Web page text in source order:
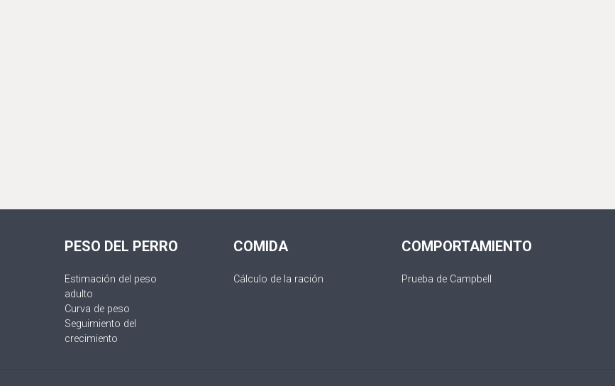
PESO DEL PERRO
Estimación del peso
adulto
Curva de peso
Seguimiento del
crecimiento
COMIDA
Cálculo de la ración
COMPORTAMIENTO
Prueba de Campbell